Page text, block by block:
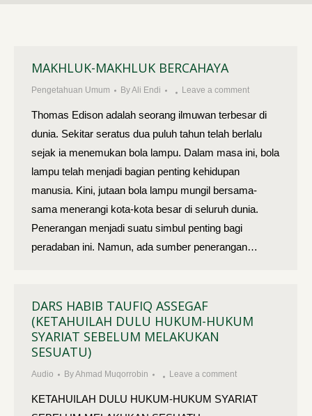
MAKHLUK-MAKHLUK BERCAHAYA
Pengetahuan Umum ByAli Endi Leave a comment
Thomas Edison adalah seorang ilmuwan terbesar di
dunia. Sekitar seratus dua puluh tahun telah berlalu
sejak ia menemukan bola lampu. Dalam masa ini, bola
lampu telah menjadi bagian penting kehidupan
manusia. Kini, jutaan bola lampu mungil bersama-
sama menerangi kota-kota besar di seluruh dunia.
Penerangan menjadi suatu simbul penting bagi
peradaban ini. Namun, ada sumber penerangan…
DARS HABIB TAUFIQ ASSEGAF
(KETAHUILAH DULU HUKUM-HUKUM
SYARIAT SEBELUM MELAKUKAN
SESUATU)
Audio ByAhmad Muqorrobin Leave a comment
KETAHUILAH DULU HUKUM-HUKUM SYARIAT